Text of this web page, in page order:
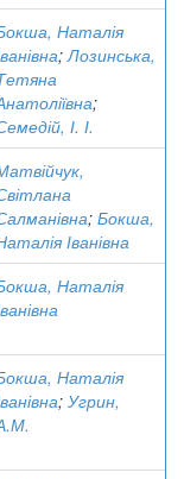
Наталія
;Лозинська,
;
І. І.
; Бокша,
Іванівна
Наталія
Наталія
; Угрин,